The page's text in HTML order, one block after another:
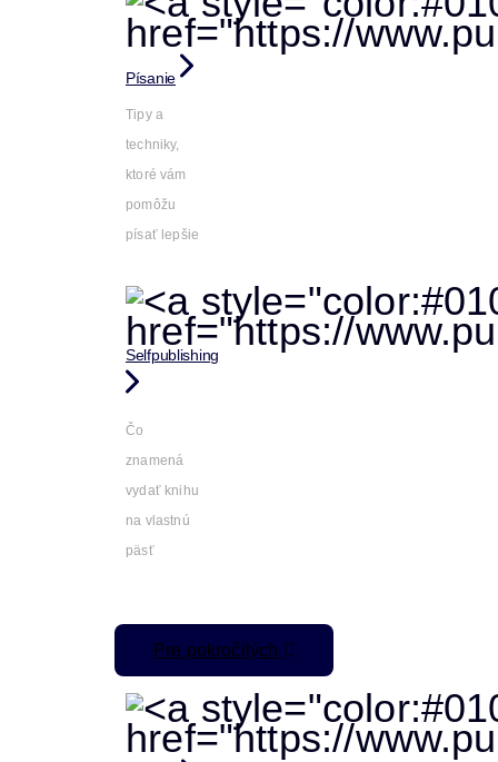
Písanie
Tipy a
techniky,
ktoré vám
pomôžu
písať lepšie
Selfpublishing
Čo
znamená
vydať knihu
na vlastnú
päsť
Pre pokročilých